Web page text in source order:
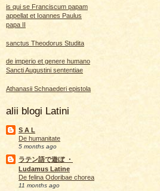
is qui se Franciscum papam
appellat et Ioannes Paulus
papa II
sanctus Theodorus Studita
de imperio et genere humano
Sancti Augustini sententiae
Athanasii Schnaederi epistola
alii blogi Latini
S A L
De humanitate
5 months ago
ラテン語で遊ぼ ・
Ludamus Latine
De felina Odoribae chorea
11 months ago